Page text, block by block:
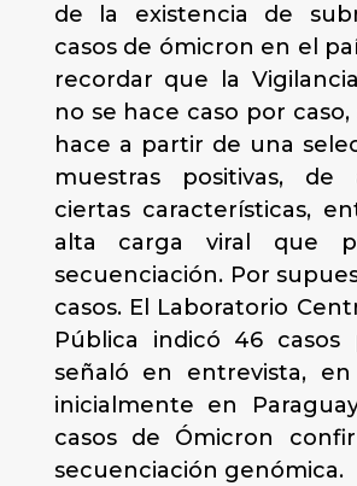
de la existencia de
casos de ómicron en el
recordar que la
no se hace caso por
hace a partir de una
muestras positivas, de
ciertas características,
alta carga viral que
secuenciación. Por
casos. El Laboratorio
Pública indicó 46 casos
señaló en entrevista,
inicialmente en
casos de Ómicron
secuenciación genómica.